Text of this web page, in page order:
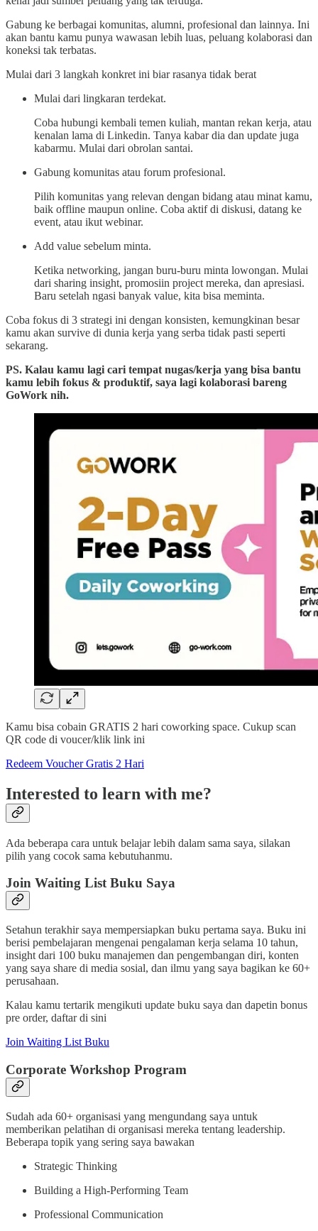
Gabung ke berbagai komunitas, alumni, profesional dan lainnya. Ini
akan bantu kamu punya wawasan lebih luas, peluang kolaborasi dan
koneksi tak terbatas.
Mulai dari 3 langkah konkret ini biar rasanya tidak berat
Mulai dari lingkaran terdekat.
Coba hubungi kembali temen kuliah, mantan rekan kerja, atau
kenalan lama di Linkedin. Tanya kabar dia dan update juga
kabarmu. Mulai dari obrolan santai.
Gabung komunitas atau forum profesional.
Pilih komunitas yang relevan dengan bidang atau minat kamu,
baik offline maupun online. Coba aktif di diskusi, datang ke
event, atau ikut webinar.
Add value sebelum minta.
Ketika networking, jangan buru-buru minta lowongan. Mulai
dari sharing insight, promosiin project mereka, dan apresiasi.
Baru setelah ngasi banyak value, kita bisa meminta.
Coba fokus di 3 strategi ini dengan konsisten, kemungkinan besar
kamu akan survive di dunia kerja yang serba tidak pasti seperti
sekarang.
PS. Kalau kamu lagi cari tempat nugas/kerja yang bisa bantu
kamu lebih fokus & produktif, saya lagi kolaborasi bareng
GoWork nih.
Kamu bisa cobain GRATIS 2 hari coworking space. Cukup scan
QR code di voucer/klik link ini
Redeem Voucher Gratis 2 Hari
Interested to learn with me?
Ada beberapa cara untuk belajar lebih dalam sama saya, silakan
pilih yang cocok sama kebutuhanmu.
Join Waiting List Buku Saya
Setahun terakhir saya mempersiapkan buku pertama saya. Buku ini
berisi pembelajaran mengenai pengalaman kerja selama 10 tahun,
insight dari 100 buku manajemen dan pengembangan diri, konten
yang saya share di media sosial, dan ilmu yang saya bagikan ke 60+
perusahaan.
Kalau kamu tertarik mengikuti update buku saya dan dapetin bonus
pre order, daftar di sini
Join Waiting List Buku
Corporate Workshop Program
Sudah ada 60+ organisasi yang mengundang saya untuk
memberikan pelatihan di organisasi mereka tentang leadership.
Beberapa topik yang sering saya bawakan
Strategic Thinking
Building a High-Performing Team
Professional Communication